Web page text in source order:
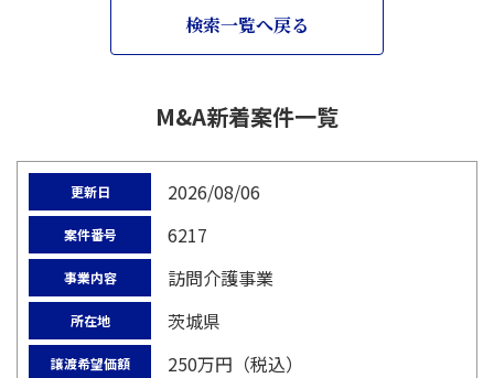
検索一覧へ戻る
M&A新着案件一覧
更新日 2026/08/06
案件番号 6217
事業内容 訪問介護事業
所在地 茨城県
譲渡希望価額 250万円（税込）